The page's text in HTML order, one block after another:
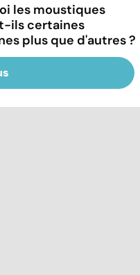
les moustiques
ils certaines
plus que d'autres ?